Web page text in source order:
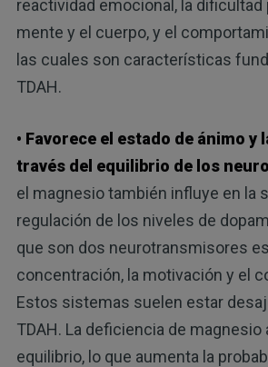
reactividad emocional, la dificultad
mente y el cuerpo, y el
las cuales son características
TDAH.
• Favorece el estado de ánimo y
través del equilibrio de los
el magnesio también influye en la
regulación de los niveles de
que son dos neurotransmisores
concentración, la motivación y el
Estos sistemas suelen estar
TDAH. La deficiencia de magnesio
equilibrio, lo que aumenta la